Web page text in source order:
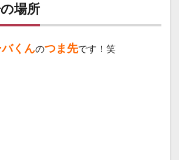
場所
くんのつま先です！笑